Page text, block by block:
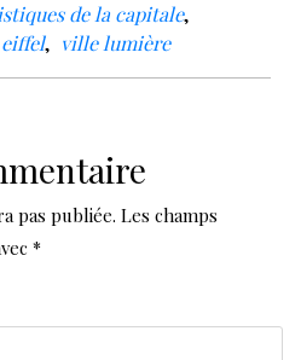
de la capitale,
, ville lumière
pas publiée. Les champs
*